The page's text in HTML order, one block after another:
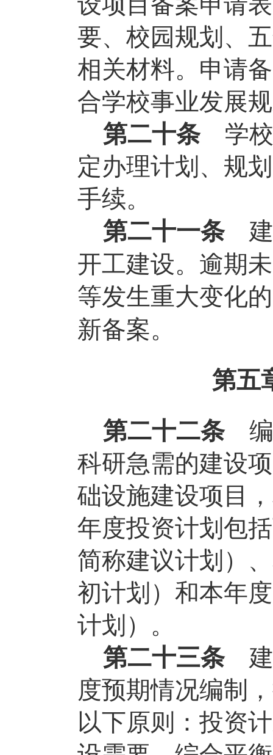
要、校园规划、
相关材料。申请
合学校事业发展
第二十条 学
定办理计划、规
手续。
第二十一条
开工建设。逾期
等发生重大变化
新备案。
第五
第二十二条
科研急需的建设
础设施建设项目
年度投资计划包
简称建议计划）
初计划）和本年
计划）。
第二十三条
度预期情况编制
以下原则：投资